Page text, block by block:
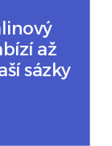
až
sázky